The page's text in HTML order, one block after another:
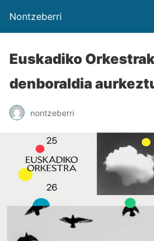
Nontzeberri
Euskadiko
denboraldia
nontzeberri